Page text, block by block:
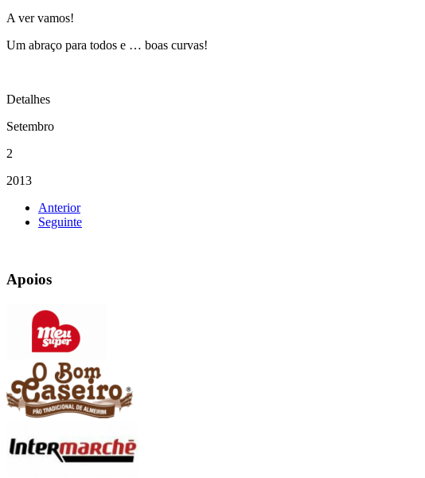
A ver vamos!
Um abraço para todos e … boas curvas!
Detalhes
Setembro
2
2013
Anterior
Seguinte
Apoios